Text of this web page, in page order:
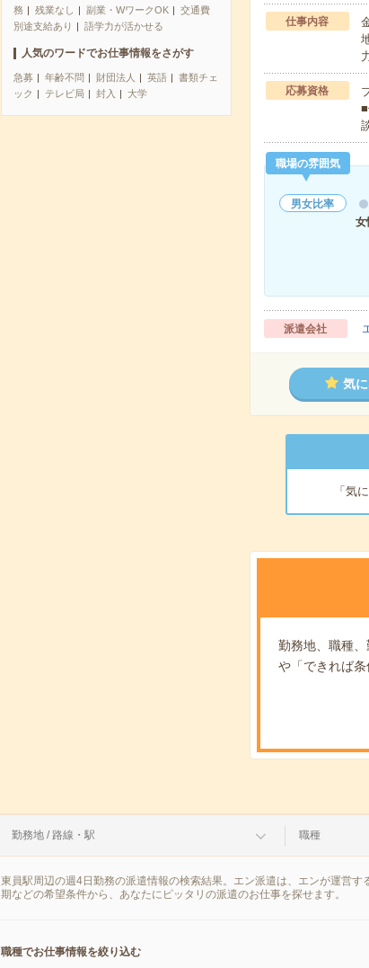
務
残業なし 副業・WワークOK
交通費
別途支給あり
語学力が活かせる
人気のワードでお仕事情報をさがす
急募 年齢不問 財団法人 英語
書類チェ
ック
テレビ局 封入 大学
仕事内容
応募資格
職場の雰囲気
男女比率
女
派遣会社
気に
「気
勤務地、職種、
や「できれば
勤務地 / 路線・駅 職種
東員駅周辺の週4日勤務の派遣情報の検索結果。エン派遣は、エンが運営
期などの希望条件から、あなたにピッタリの派遣のお仕事を探せます。
職種でお仕事情報を絞り込む